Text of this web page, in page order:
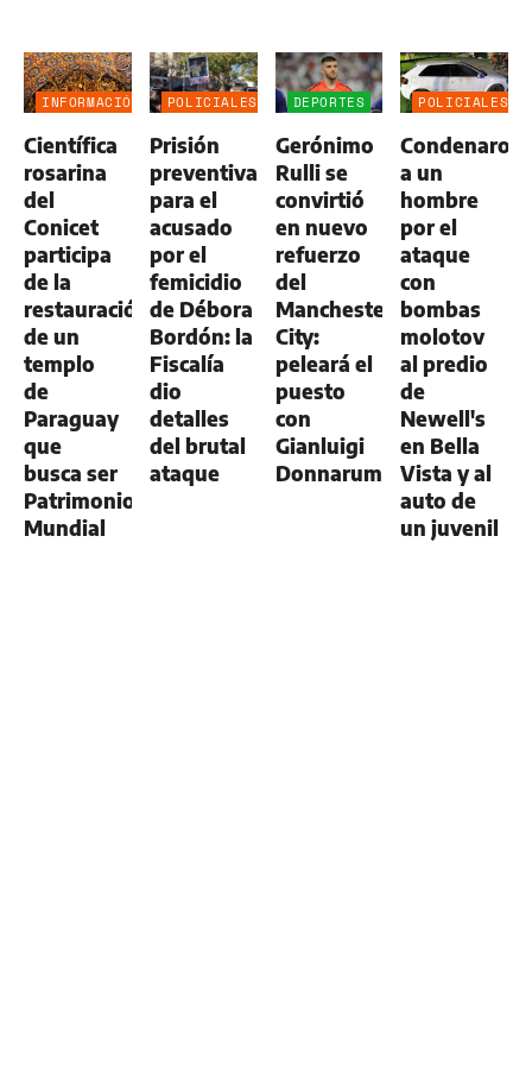
INFORMACIÓN
Científica
rosarina
del
Conicet
participa
de la
restauración
de un
templo
de
Paraguay
que
busca ser
Patrimonio
Mundial
POLICIALES
Prisión
preventiva
para el
acusado
por el
femicidio
de Débora
Bordón: la
Fiscalía
dio
detalles
del brutal
ataque
DEPORTES
Gerónimo
Rulli se
convirtió
en nuevo
refuerzo
del
Manchester
City:
peleará el
puesto
con
Gianluigi
Donnarumma
POLICIALES
Condenaron
a un
hombre
por el
ataque
con
bombas
molotov
al predio
de
Newell's
en Bella
Vista y al
auto de
un juvenil